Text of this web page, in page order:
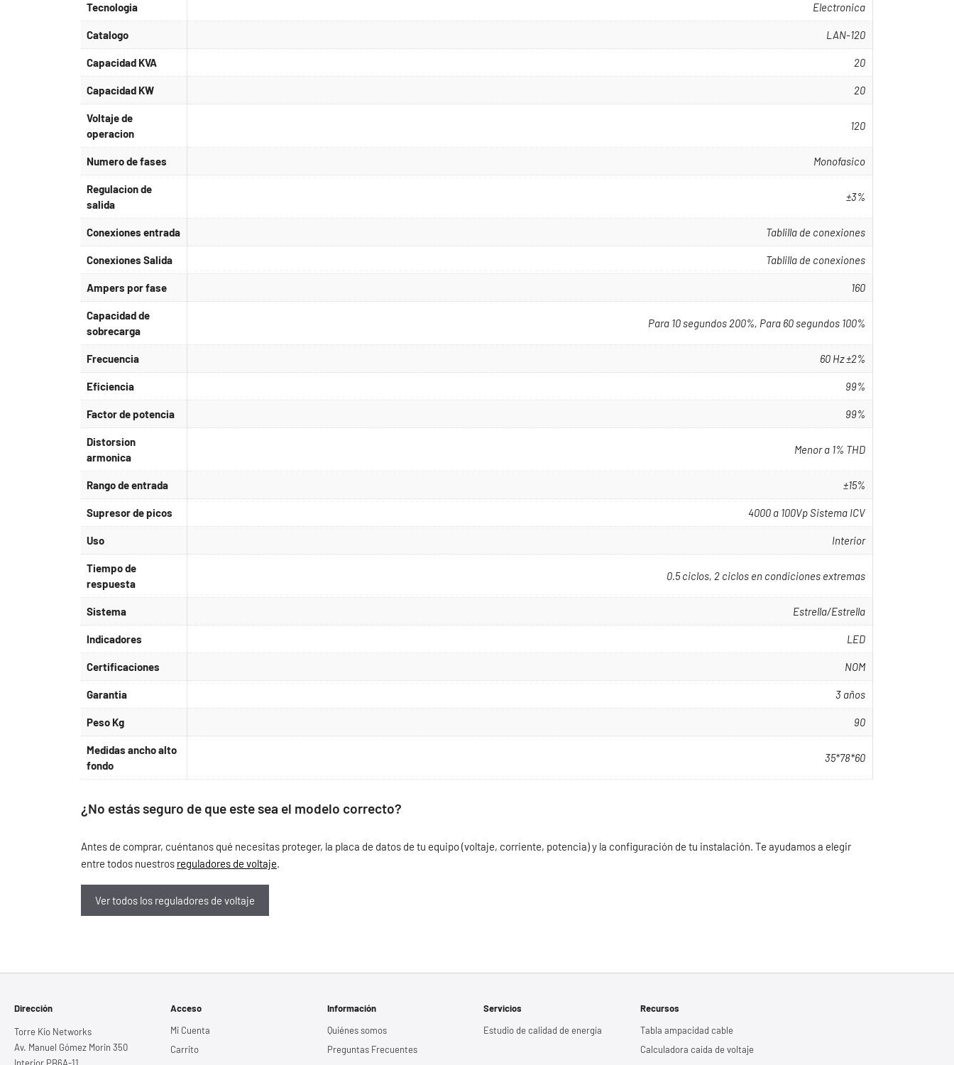
Tecnologia Electronica
Catalogo LAN-120
Capacidad KVA 20
Capacidad KW 20
Voltaje de
operacion
120
Numero de fases Monofasico
Regulacion de
salida
±3%
Conexiones entrada Tablilla de conexiones
Conexiones Salida Tablilla de conexiones
Ampers por fase 160
Capacidad de
sobrecarga
Para 10 segundos 200%, Para 60 segundos 100%
Frecuencia 60 Hz ±2%
Eficiencia 99%
Factor de potencia 99%
Distorsion
armonica
Menor a 1% THD
Rango de entrada ±15%
Supresor de picos 4000 a 100Vp Sistema ICV
Uso Interior
Tiempo de
respuesta
0.5 ciclos, 2 ciclos en condiciones extremas
Sistema Estrella/Estrella
Indicadores LED
Certificaciones NOM
Garantia 3 años
Peso Kg 90
Medidas ancho alto
fondo
35*78*60
¿No estás seguro de que este sea el modelo correcto?
Antes de comprar, cuéntanos qué necesitas proteger, la placa de datos de tu equipo (voltaje, corriente, potencia) y la configuración de tu instalación. Te ayudamos a elegir
entre todos nuestros reguladores de voltaje
Ver todos los reguladores de voltaje
Dirección
Torre Kio Networks
Av. Manuel Gómez Morin 350
Interior PB6A-11
Acceso
Mi Cuenta
Carrito
Información
Quiénes somos
Preguntas Frecuentes
Servicios
Estudio de calidad de energía
Recursos
Tabla ampacidad cable
Calculadora caída de voltaje